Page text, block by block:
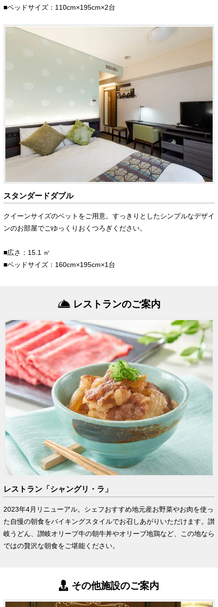
■ベッドサイズ：110cm×195cm×2台
スタンダードダブル
クイーンサイズのベットをご用意。すっきりとしたシンプルなデザイ
ンのお部屋でごゆっくりおくつろぎください。
■広さ：15.1 ㎡
■ベッドサイズ：160cm×195cm×1台
レストランのご案内
レストラン「シャングリ・ラ」
2023年4月リニューアル。シェフおすすめ地元産お野菜やお肉を使っ
た自慢の朝食をバイキングスタイルでお召しあがりいただけます。讃
岐うどん、讃岐オリーブ牛の朝牛丼やオリーブ地鶏など、この地なら
ではの贅沢な朝食をご堪能ください。
その他施設のご案内